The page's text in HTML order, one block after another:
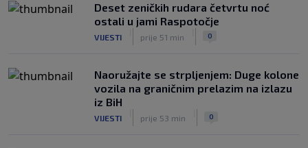
Deset zeničkih rudara četvrtu noć
ostali u jami Raspotočje
VIJESTI prije 51 min 0
Naoružajte se strpljenjem: Duge kolone
vozila na graničnim prelazim na izlazu
iz BiH
VIJESTI prije 53 min 0